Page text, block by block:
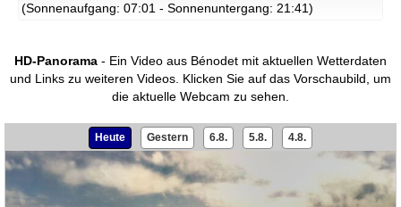
(Sonnenaufgang: 07:01 - Sonnenuntergang: 21:41)
HD-Panorama - Ein Video aus Bénodet mit aktuellen Wetterdaten
und Links zu weiteren Videos. Klicken Sie auf das Vorschaubild, um
die aktuelle Webcam zu sehen.
Heute Gestern 6.8. 5.8. 4.8.